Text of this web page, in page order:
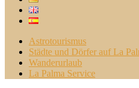
Astrotourismus
Städte und Dörfer auf La
Wanderurlaub
La Palma Service